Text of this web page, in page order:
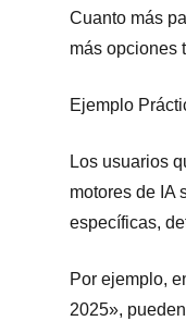
Cuanto más
más opciones
Ejemplo
Los usuarios
motores de IA
específicas,
Por ejemplo,
2025»,